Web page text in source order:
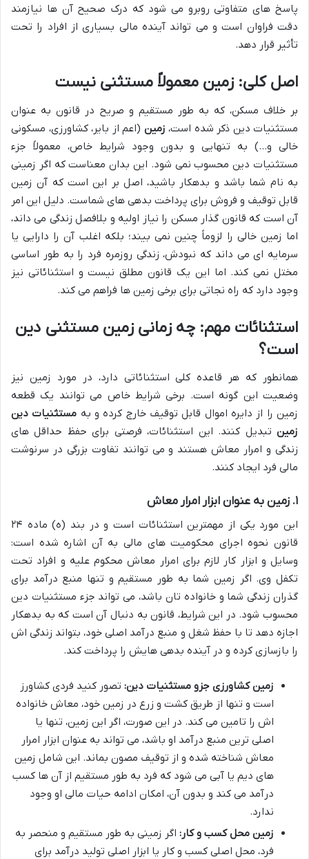
پاسخ های متفاوتی روبرو می شود که درک صحیح آن ها نیازمند
دقت فراوان است و می تواند آینده مالی بسیاری از افراد را تحت
تأثیر قرار دهد.
اصل کلی: زمین معمولاً مستثنی نیست
بر خلاف مسکن، که به طور مستقیم و صریح در قانون به عنوان
مستثنیات دین ذکر شده است، زمین (اعم از بایر، کشاورزی، مسکونی
خالی و…) به تنهایی و بدون وجود شرایط خاص، معمولاً جزء
مستثنیات دین محسوب نمی شود. این بدان معناست که اگر زمینی
به نام شما باشد و بدهکار باشید، اصل بر این است که آن زمین
قابل توقیف و فروش برای پرداخت بدهی های شماست. دلیل این امر
آن است که قانون گذار مسکن را نیاز اولیه و بلافصل زندگی می داند،
اما زمین خالی را لزوماً چنین نمی بیند؛ بلکه اغلب آن را دارایی یا
سرمایه ای می داند که نبودش، زندگی روزمره فرد را به طور اساسی
مختل نمی کند. اما این یک قانون مطلق نیست و استثنائاتی نیز
وجود دارد که راه نجاتی برای برخی زمین ها فراهم می کند.
استثنائات مهم: چه زمانی زمین مستثنی دین
است؟
همانطور که هر قاعده کلی استثنائاتی دارد، در مورد زمین نیز
وضعیت این گونه است. برخی شرایط خاص می توانند یک قطعه
زمین را از دایره اموال قابل توقیف خارج کرده و به مستثنیات دین
زمین تبدیل کنند. این استثنائات، فرصتی برای حفظ حداقل های
زندگی و امرار معاش هستند و می توانند تفاوت بزرگی در سرنوشت
مالی فرد ایجاد کنند.
۱. زمین به عنوان ابزار امرار معاش
این مورد یکی از مهمترین استثنائات است و در بند (ه) ماده ۲۴
قانون نحوه اجرای محکومیت های مالی به آن اشاره شده است:
وسایل و ابزار کار لازم برای امرار معاش محکوم علیه و افراد تحت
تکفل وی. اگر زمین شما به طور مستقیم و تنها منبع درآمد برای
گذران زندگی شما و خانواده تان باشد، می تواند جزء مستثنیات دین
محسوب شود. در این شرایط، قانون به دنبال آن است که به بدهکار
اجازه دهد تا با حفظ شغل و منبع درآمد اصلی خود، بتواند زندگی اش
را بازسازی کرده و در آینده بدهی هایش را پرداخت کند.
زمین کشاورزی جزو مستثنیات دین: تصور کنید فردی کشاورز
است و تنها از طریق کشت و زرع در زمین خود، معاش خانواده
اش را تامین می کند. در این صورت، اگر این زمین، تنها یا
اصلی ترین منبع درآمد او باشد، می تواند به عنوان ابزار امرار
معاش شناخته شده و از توقیف مصون بماند. این شامل زمین
های دیم یا آبی می شود که فرد به طور مستقیم از آن ها کسب
درآمد می کند و بدون آن، امکان ادامه حیات مالی او وجود
ندارد.
زمین محل کسب و کار: اگر زمینی به طور مستقیم و منحصر به
فرد، محل اصلی کسب و کار یا ابزار اصلی تولید درآمد برای